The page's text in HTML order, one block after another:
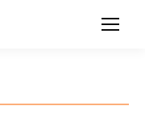
Search: